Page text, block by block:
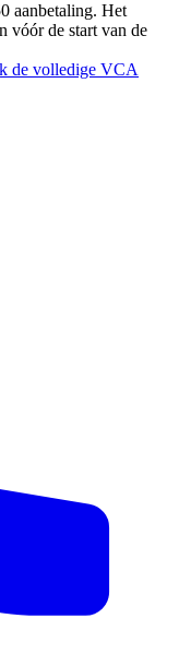
aanbetaling. Het
vóór de start van de
de volledige VCA